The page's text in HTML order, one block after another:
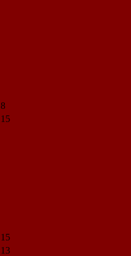
8
15
15
13